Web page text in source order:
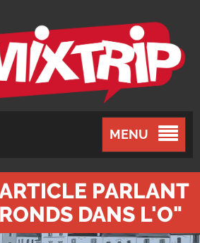
MENU
PARLANT
DANS L'O"